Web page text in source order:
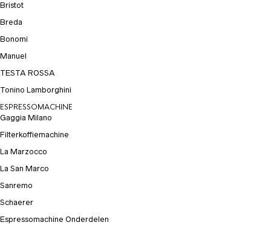
Bristot
Breda
Bonomi
Manuel
TESTA ROSSA
Tonino Lamborghini
ESPRESSOMACHINE
Gaggia Milano
Filterkoffiemachine
La Marzocco
La San Marco
Sanremo
Schaerer
Espressomachine Onderdelen